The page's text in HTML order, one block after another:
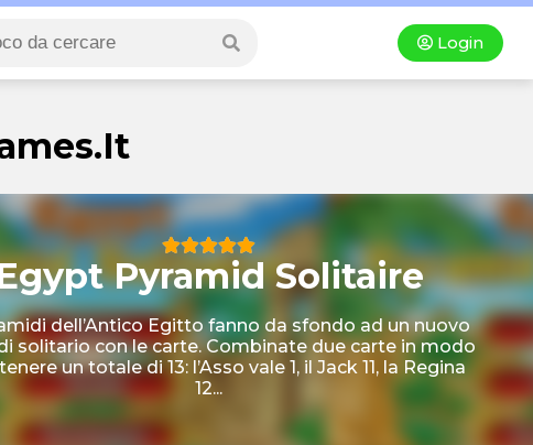
Login
Pyramid Solitaire
dell’Antico Egitto fanno da sfondo ad un nuovo
solitario con le carte. Combinate due carte in modo
un totale di 13: l’Asso vale 1, il Jack 11, la Regina
12...